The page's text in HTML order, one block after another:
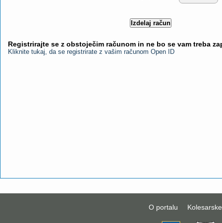
Registrirajte se z obstoječim računom in ne bo se vam treba
Kliknite tukaj, da se registrirate z vašim računom Open ID
O portalu